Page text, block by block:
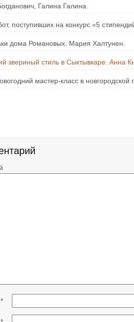
Галина Галина.
поступивших на конкурс «5
дома Романовых. Мария Халтунен.
звериный стиль в Сыктывкаре. Анна
мастер-класс в новгородской
*